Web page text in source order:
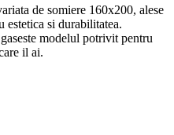
de somiere 160x200, alese
estetica si durabilitatea.
modelul potrivit pentru
il ai.